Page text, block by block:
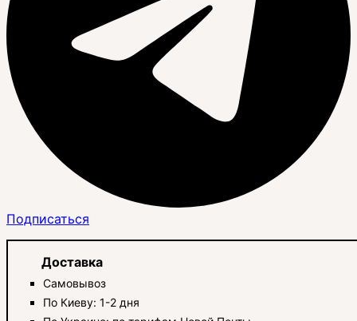
Подписаться
Доставка
Самовывоз
По Киеву: 1-2 дня